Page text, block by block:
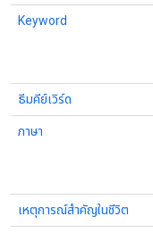
Keyword
ธีมคีย์เวิร์ด
ภาษา
เหตุการณ์สำคัญในชีวิต